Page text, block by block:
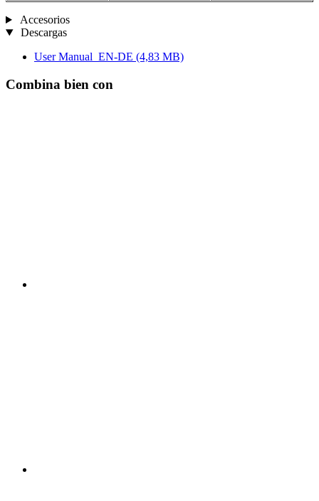
Accesorios
Descargas
User Manual_EN-DE (4,83 MB)
Combina bien con